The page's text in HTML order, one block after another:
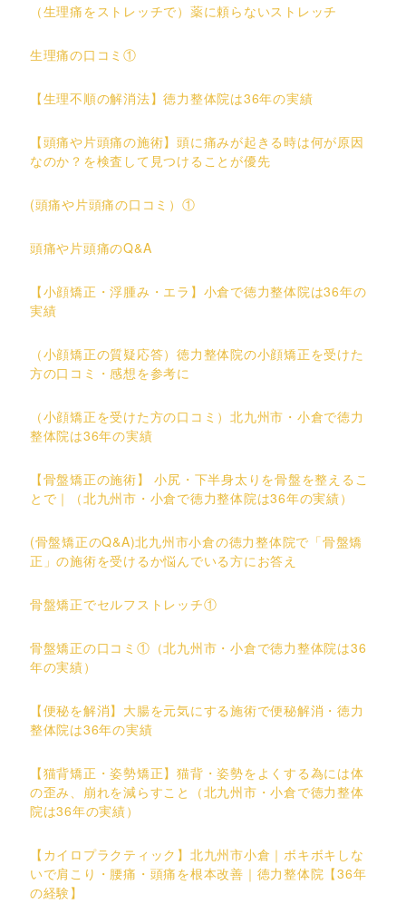
（生理痛をストレッチで）薬に頼らないストレッチ
生理痛の口コミ①
【生理不順の解消法】徳力整体院は36年の実績
【頭痛や片頭痛の施術】頭に痛みが起きる時は何が原因
なのか？を検査して見つけることが優先
(頭痛や片頭痛の口コミ）①
頭痛や片頭痛のQ&A
【小顔矯正・浮腫み・エラ】小倉で徳力整体院は36年の
実績
（小顔矯正の質疑応答）徳力整体院の小顔矯正を受けた
方の口コミ・感想を参考に
（小顔矯正を受けた方の口コミ）北九州市・小倉で徳力
整体院は36年の実績
【骨盤矯正の施術】 小尻・下半身太りを骨盤を整えるこ
とで｜（北九州市・小倉で徳力整体院は36年の実績）
(骨盤矯正のQ&A)北九州市小倉の徳力整体院で「骨盤矯
正」の施術を受けるか悩んでいる方にお答え
骨盤矯正でセルフストレッチ①
骨盤矯正の口コミ①（北九州市・小倉で徳力整体院は36
年の実績）
【便秘を解消】大腸を元気にする施術で便秘解消・徳力
整体院は36年の実績
【猫背矯正・姿勢矯正】猫背・姿勢をよくする為には体
の歪み、崩れを減らすこと（北九州市・小倉で徳力整体
院は36年の実績）
【カイロプラクティック】北九州市小倉｜ボキボキしな
いで肩こり・腰痛・頭痛を根本改善｜徳力整体院【36年
の経験】